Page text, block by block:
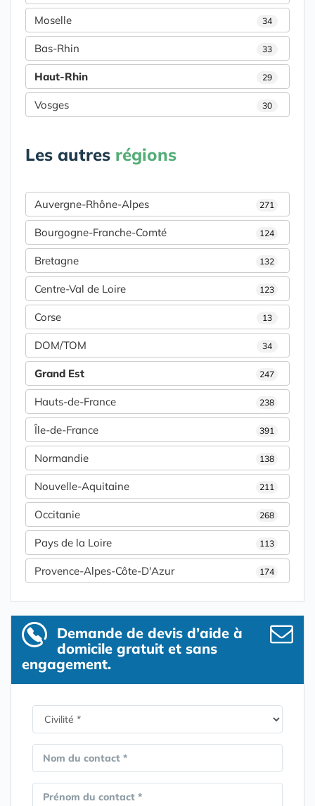
Moselle 34
Bas-Rhin 33
Haut-Rhin 29
Vosges 30
Les autres régions
Auvergne-Rhône-Alpes 271
Bourgogne-Franche-Comté 124
Bretagne 132
Centre-Val de Loire 123
Corse 13
DOM/TOM 34
Grand Est 247
Hauts-de-France 238
Île-de-France 391
Normandie 138
Nouvelle-Aquitaine 211
Occitanie 268
Pays de la Loire 113
Provence-Alpes-Côte-D'Azur 174
Demande de devis d’aide à
domicile gratuit et sans
engagement.
Nom du contact *
Prénom du contact *